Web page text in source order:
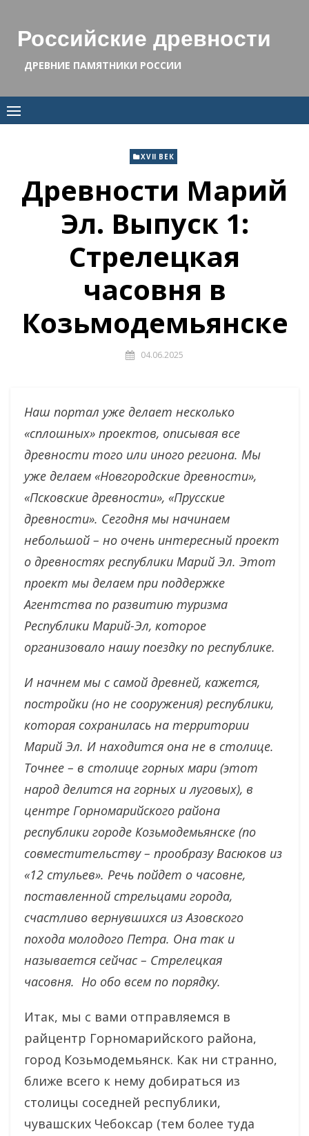
contentРоссийские древности
ДРЕВНИЕ ПАМЯТНИКИ РОССИИ
XVII ВЕК
Древности Марий
Эл. Выпуск 1:
Стрелецкая
часовня в
Козьмодемьянске
04.06.2025
Наш портал уже делает несколько
«сплошных» проектов, описывая все
древности того или иного региона. Мы
уже делаем «Новгородские древности»,
«Псковские древности», «Прусские
древности». Сегодня мы начинаем
небольшой – но очень интересный проект
о древностях республики Марий Эл. Этот
проект мы делаем при поддержке
Агентства по развитию туризма
Республики Марий-Эл, которое
организовало нашу поездку по республике.
И начнем мы с самой древней, кажется,
постройки (но не сооружения) республики,
которая сохранилась на территории
Марий Эл. И находится она не в столице.
Точнее – в столице горных мари (этот
народ делится на горных и луговых), в
центре Горномарийского района
республики городе Козьмодемьянске (по
совместительству – прообразу Васюков из
«12 стульев». Речь пойдет о часовне,
поставленной стрельцами города,
счастливо вернувшихся из Азовского
похода молодого Петра. Она так и
называется сейчас – Стрелецкая
часовня. Но обо всем по порядку.
Итак, мы с вами отправляемся в
райцентр Горномарийского района,
город Козьмодемьянск. Как ни странно,
ближе всего к нему добираться из
столицы соседней республики,
чувашских Чебоксар (тем более туда